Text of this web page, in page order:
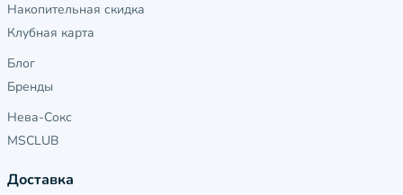
Накопительная скидка
Клубная карта
Блог
Бренды
Нева-Сокс
MSCLUB
Доставка